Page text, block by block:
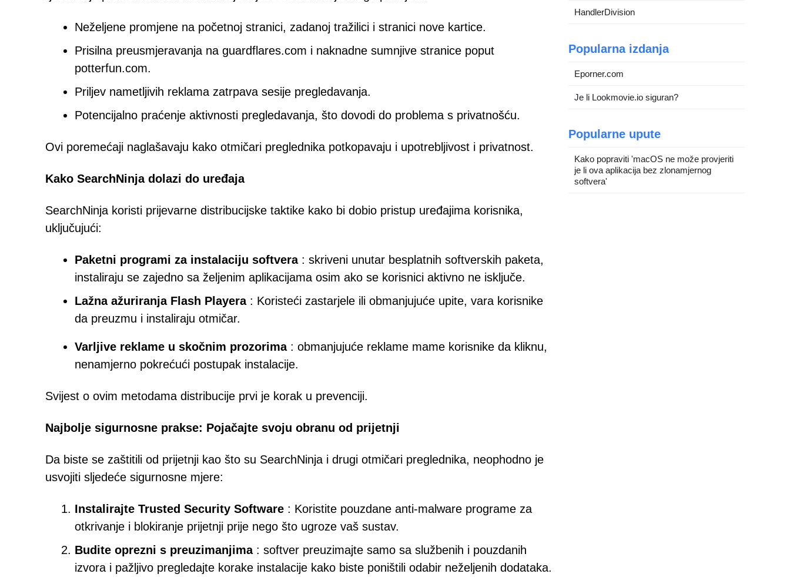
Neželjene promjene na početnoj stranici, zadanoj tražilici i stranici nove kartice.
Prisilna preusmjeravanja na guardflares.com i naknadne sumnjive stranice poput
potterfun.com.
Priljev nametljivih reklama zatrpava sesije pregledavanja.
Potencijalno praćenje aktivnosti pregledavanja, što dovodi do problema s privatnošću.
Ovi poremećaji naglašavaju kako otmičari preglednika potkopavaju i upotrebljivost i privatnost.
Kako SearchNinja dolazi do uređaja
SearchNinja koristi prijevarne distribucijske taktike kako bi dobio pristup uređajima korisnika,
uključujući:
Paketni programi za instalaciju softvera: skriveni unutar besplatnih softverskih paketa,
instaliraju se zajedno sa željenim aplikacijama osim ako se korisnici aktivno ne isključe.
Lažna ažuriranja Flash Playera: Koristeći zastarjele ili obmanjujuće upite, vara korisnike
da preuzmu i instaliraju otmičar.
Varljive reklame u skočnim prozorima: obmanjujuće reklame mame korisnike da kliknu,
nenamjerno pokrećući postupak instalacije.
Svijest o ovim metodama distribucije prvi je korak u prevenciji.
Najbolje sigurnosne prakse: Pojačajte svoju obranu od prijetnji
Da biste se zaštitili od prijetnji kao što su SearchNinja i drugi otmičari preglednika, neophodno je
usvojiti sljedeće sigurnosne mjere:
Instalirajte Trusted Security Software : Koristite pouzdane anti-malware programe za
otkrivanje i blokiranje prijetnji prije nego što ugroze vaš sustav.
Budite oprezni s preuzimanjima: softver preuzimajte samo sa službenih i pouzdanih
izvora i pažljivo pregledajte korake instalacije kako biste poništili odabir neželjenih dodataka.
HandlerDivision
Popularna izdanja
Eporner.com
Je li Lookmovie.io siguran?
Popularne upute
Kako popraviti 'macOS ne može provjeriti
je li ova aplikacija bez zlonamjernog
softvera'